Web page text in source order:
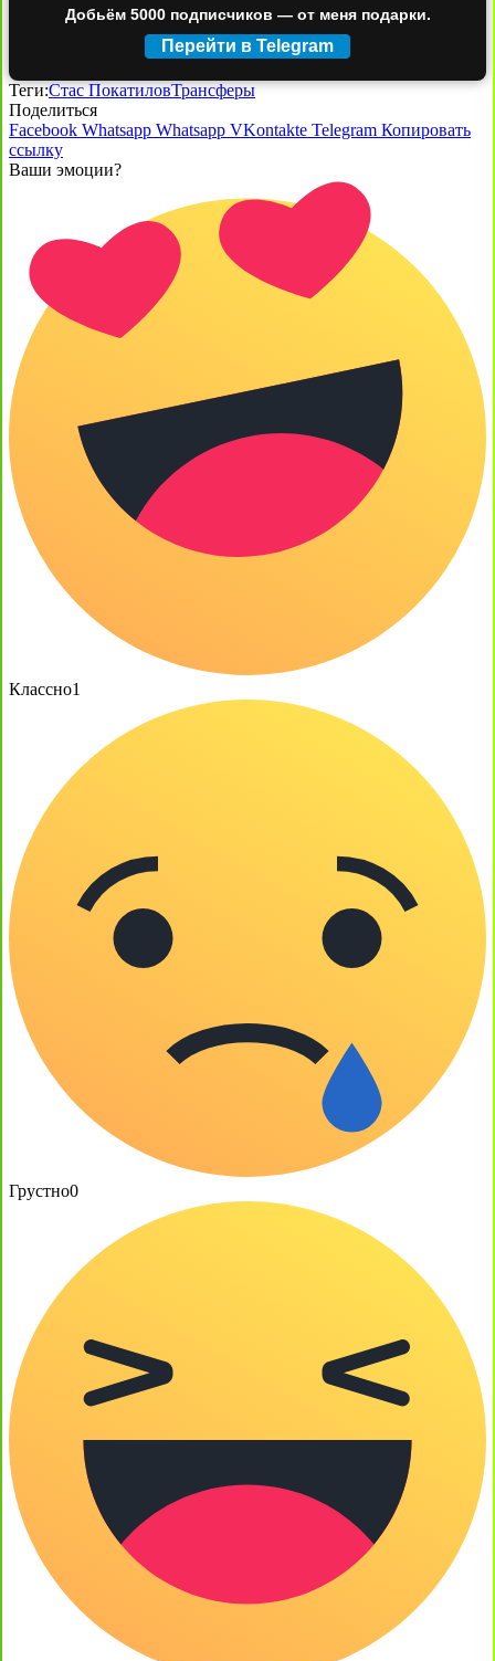
Добьём 5000 подписчиков — от меня подарки.
Перейти в Telegram
Теги:Стас ПокатиловТрансферы
Поделиться
Facebook Whatsapp Whatsapp VKontakte Telegram Копировать
ссылку
Ваши эмоции?
Классно1
Грустно0